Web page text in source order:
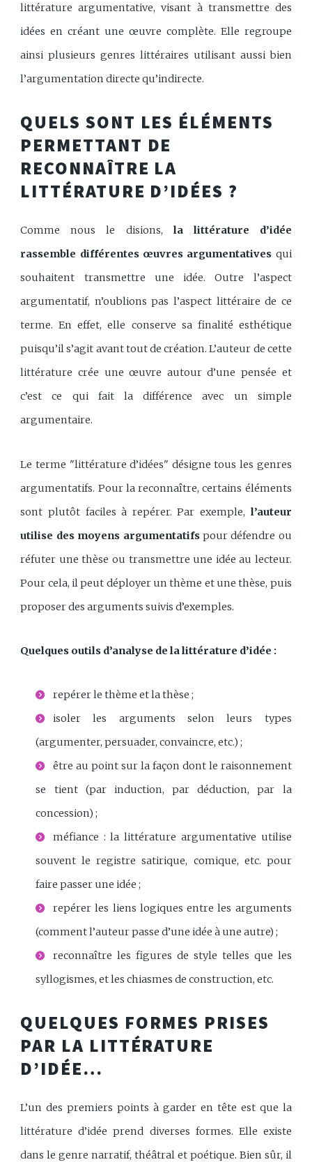
littérature argumentative, visant à transmettre des
idées en créant une œuvre complète. Elle regroupe
ainsi plusieurs genres littéraires utilisant aussi bien
l’argumentation directe qu’indirecte.
QUELS SONT LES ÉLÉMENTS
PERMETTANT DE
RECONNAÎTRE LA
LITTÉRATURE D’IDÉES ?
Comme nous le disions, la littérature d’idée
rassemble différentes œuvres argumentatives qui
souhaitent transmettre une idée. Outre l’aspect
argumentatif, n’oublions pas l’aspect littéraire de ce
terme. En effet, elle conserve sa finalité esthétique
puisqu’il s’agit avant tout de création. L’auteur de cette
littérature crée une œuvre autour d’une pensée et
c’est ce qui fait la différence avec un simple
argumentaire.
Le terme "littérature d’idées" désigne tous les genres
argumentatifs. Pour la reconnaître, certains éléments
sont plutôt faciles à repérer. Par exemple, l’auteur
utilise des moyens argumentatifspour défendre ou
réfuter une thèse ou transmettre une idée au lecteur.
Pour cela, il peut déployer un thème et une thèse, puis
proposer des arguments suivis d’exemples.
Quelques outils d’analyse de la littérature d’idée :
repérer le thème et la thèse ;
isoler les arguments selon leurs types
(argumenter, persuader, convaincre, etc.) ;
être au point sur la façon dont le raisonnement
se tient (par induction, par déduction, par la
concession) ;
méfiance : la littérature argumentative utilise
souvent le registre satirique, comique, etc. pour
faire passer une idée ;
repérer les liens logiques entre les arguments
(comment l’auteur passe d’une idée à une autre) ;
reconnaître les figures de style telles que les
syllogismes, et les chiasmes de construction, etc.
QUELQUES FORMES PRISES
PAR LA LITTÉRATURE
D’IDÉE…
L’un des premiers points à garder en tête est que la
littérature d’idée prend diverses formes. Elle existe
dans le genre narratif, théâtral et poétique. Bien sûr, il